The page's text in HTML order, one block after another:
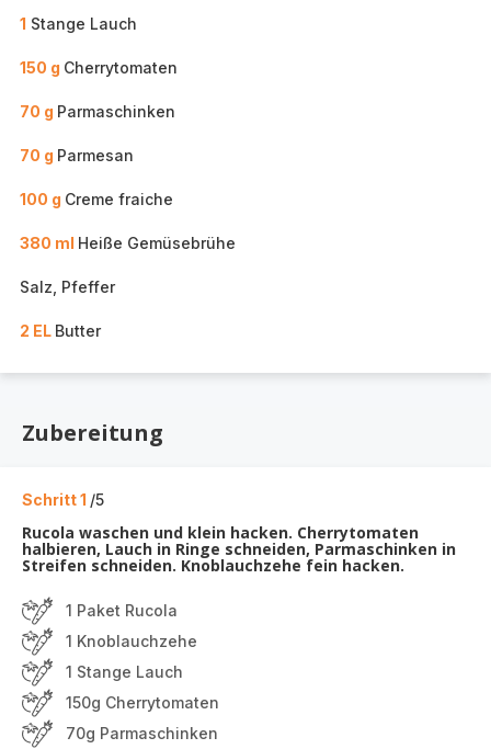
1 Stange Lauch
150 g Cherrytomaten
70 g Parmaschinken
70 g Parmesan
100 g Creme fraiche
380 ml Heiße Gemüsebrühe
Salz, Pfeffer
2 EL Butter
Zubereitung
Schritt 1 /5
Rucola waschen und klein hacken. Cherrytomaten
halbieren, Lauch in Ringe schneiden, Parmaschinken in
Streifen schneiden. Knoblauchzehe fein hacken.
1 Paket Rucola
1 Knoblauchzehe
1 Stange Lauch
150g Cherrytomaten
70g Parmaschinken